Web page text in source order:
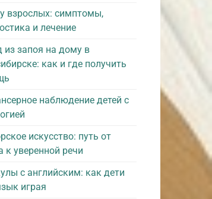
взрослых: симптомы,
и лечение
из запоя на дому в
как и где получить
наблюдение детей с
искусство: путь от
к уверенной речи
с английским: как дети
играя